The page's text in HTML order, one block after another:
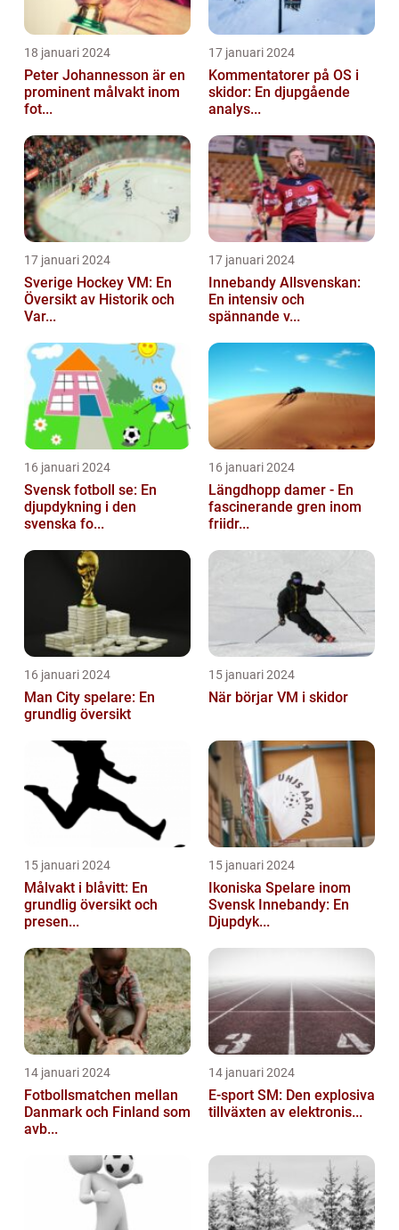
18 januari 2024
Peter Johannesson är en
prominent målvakt inom
fot...
17 januari 2024
Kommentatorer på OS i
skidor: En djupgående
analys...
17 januari 2024
Sverige Hockey VM: En
Översikt av Historik och
Var...
17 januari 2024
Innebandy Allsvenskan:
En intensiv och
spännande v...
16 januari 2024
Svensk fotboll se: En
djupdykning i den
svenska fo...
16 januari 2024
Längdhopp damer - En
fascinerande gren inom
friidr...
16 januari 2024
Man City spelare: En
grundlig översikt
15 januari 2024
När börjar VM i skidor
15 januari 2024
Målvakt i blåvitt: En
grundlig översikt och
presen...
15 januari 2024
Ikoniska Spelare inom
Svensk Innebandy: En
Djupdyk...
14 januari 2024
Fotbollsmatchen mellan
Danmark och Finland som
avb...
14 januari 2024
E-sport SM: Den explosiva
tillväxten av elektronis...